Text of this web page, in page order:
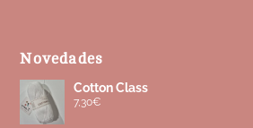
Novedades
Cotton Class
7,30€